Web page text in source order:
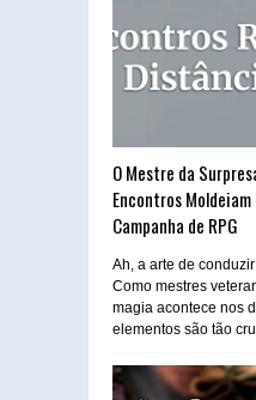
O Mestre da
Encontros
Campanha de RPG
Ah, a arte de
Como mestres
magia acontece nos
elementos são tão